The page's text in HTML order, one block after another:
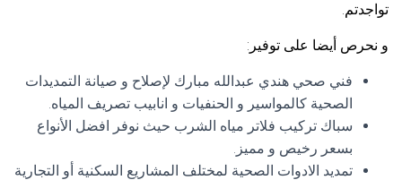
تواجدتم.
و نحرص أيضا على توفير:
فني صحي هندي عبدالله مبارك لإصلاح و صيانة التمديدات
الصحية كالمواسير و الحنفيات و انابيب تصريف المياه.
سباك تركيب فلاتر مياه الشرب حيث نوفر افضل الأنواع
بسعر رخيص و مميز.
تمديد الادوات الصحية لمختلف المشاريع السكنية أو التجارية